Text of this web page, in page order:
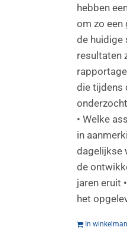
hebben
om zo een
de huidige
resultaten
die tijdens
• Welke
in
dagelijkse
de
jaren eruit
het
In